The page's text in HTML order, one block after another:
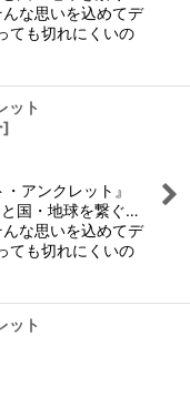
な思いを込めてデ
ても切れにくいの
ット
]
アンクレット』
国・地球を繋ぐ…
な思いを込めてデ
ても切れにくいの
ット